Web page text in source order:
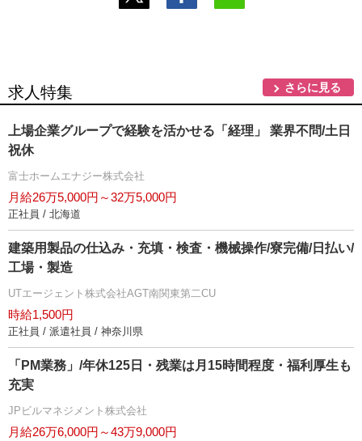
求人特集 さらに見る
上場企業グループで経験を活かせる「経理」 業界不問/土日
祝休
富士ホームエナジー株式会社
月給26万5,000円～32万5,000円
正社員 / 北海道
建築用製品の仕込み・充填・検査・機械操作/寮完備/日払い/
工場・製造
UTエージェント株式会社AGT南関東第二CU
時給1,500円
正社員 / 派遣社員 / 神奈川県
「PM業務」/年休125日・残業は月15時間程度・福利厚生も
充実
JPビルマネジメント株式会社
月給26万6,000円～43万9,000円